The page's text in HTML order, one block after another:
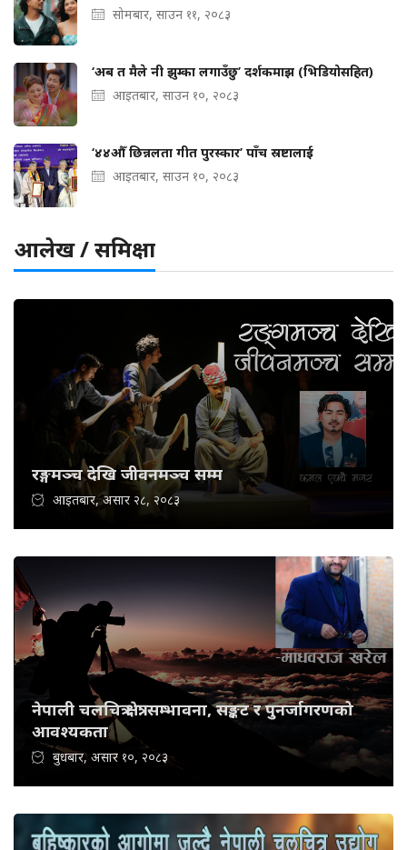
सोमबार, साउन ११, २०८३
‘अब त मैले नी झुम्का लगाउँछु’ दर्शकमाझ (भिडियोसहित)
आइतबार, साउन १०, २०८३
‘४४औँ छिन्नलता गीत पुरस्कार’ पाँच स्रष्टालाई
आइतबार, साउन १०, २०८३
आलेख / समिक्षा
रङ्गमञ्च देखि जीवनमञ्च सम्म
आइतबार, असार २८, २०८३
नेपाली चलचित्र क्षेत्र: सम्भावना, सङ्कट र पुनर्जागरणको
आवश्यकता
बुधबार, असार १०, २०८३